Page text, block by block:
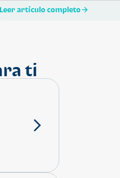
Leer artículo completo
ti